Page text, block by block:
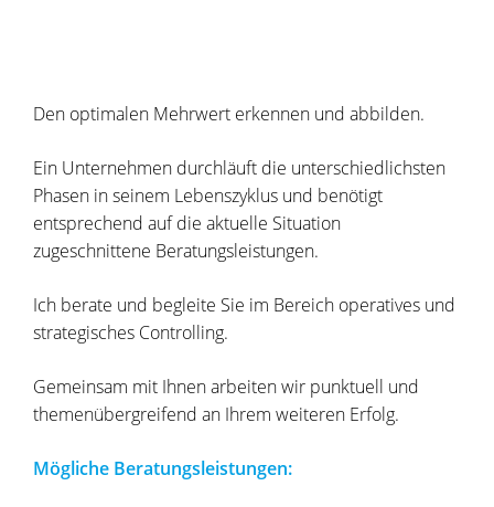
Den optimalen Mehrwert erkennen und abbilden.
Ein Unternehmen durchläuft die unterschiedlichsten
Phasen in seinem Lebenszyklus und benötigt
entsprechend auf die aktuelle Situation
zugeschnittene Beratungsleistungen.
Ich berate und begleite Sie im Bereich operatives und
strategisches Controlling.
Gemeinsam mit Ihnen arbeiten wir punktuell und
themenübergreifend an Ihrem weiteren Erfolg.
Mögliche Beratungsleistungen: